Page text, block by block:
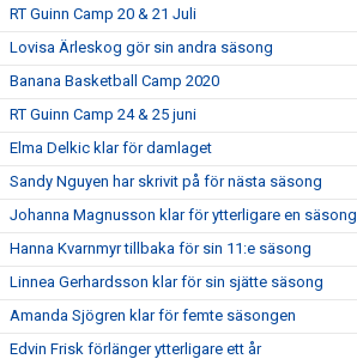
RT Guinn Camp 20 & 21 Juli
Lovisa Ärleskog gör sin andra säsong
Banana Basketball Camp 2020
RT Guinn Camp 24 & 25 juni
Elma Delkic klar för damlaget
Sandy Nguyen har skrivit på för nästa säsong
Johanna Magnusson klar för ytterligare en säsong
Hanna Kvarnmyr tillbaka för sin 11:e säsong
Linnea Gerhardsson klar för sin sjätte säsong
Amanda Sjögren klar för femte säsongen
Edvin Frisk förlänger ytterligare ett år